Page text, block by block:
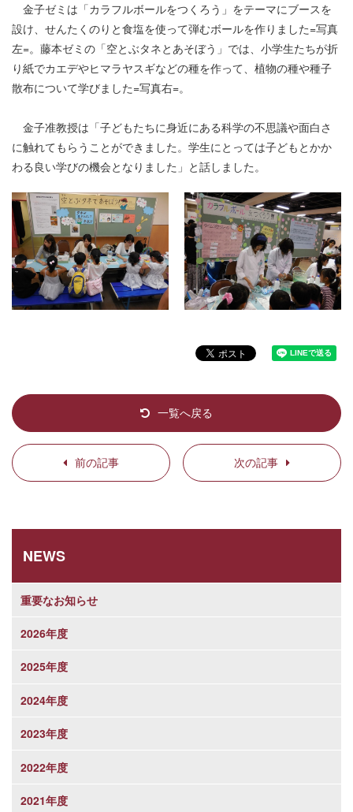
金子ゼミは「カラフルボールをつくろう」をテーマにブースを
設け、せんたくのりと食塩を使って弾むボールを作りました=写真
左=。藤本ゼミの「空とぶタネとあそぼう」では、小学生たちが折
り紙でカエデやヒマラヤスギなどの種を作って、植物の種や種子
散布について学びました=写真右=。
金子准教授は「子どもたちに身近にある科学の不思議や面白さ
に触れてもらうことができました。学生にとっては子どもとかか
わる良い学びの機会となりました」と話しました。
前の記事
一覧へ戻る
次の記事
NEWS
重要なお知らせ
2026年度
2025年度
2024年度
2023年度
2022年度
2021年度